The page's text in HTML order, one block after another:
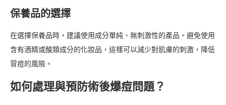
保養品的選擇
在選擇保養品時，建議使用成分單純、無刺激性的產品。避免使用
含有酒精或酸類成分的化妝品，這樣可以減少對肌膚的刺激，降低
冒痘的風險。
如何處理與預防術後爆痘問題？